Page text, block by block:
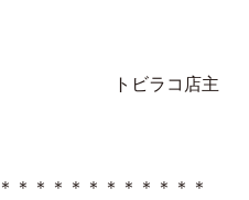
トビラコ店主
＊＊＊＊＊＊＊＊＊＊＊